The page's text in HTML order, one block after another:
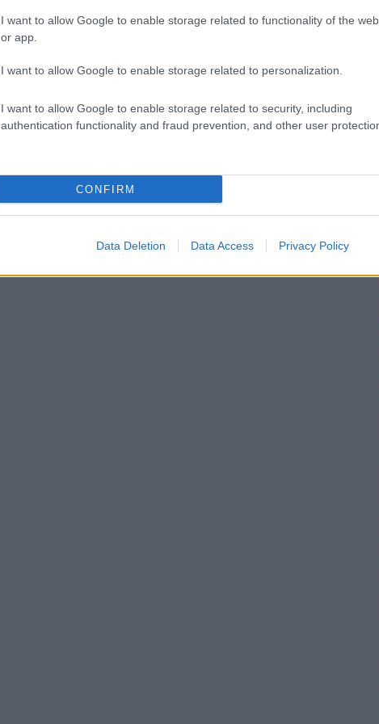
I want to allow Google to enable storage related to functionality of the
or app.
I want to allow Google to enable storage related to personalization.
I want to allow Google to enable storage related to security, including
authentication functionality and fraud prevention, and other user
CONFIRM
Data Deletion Data Access Privacy Policy
terepfutás 50+ Törökbálint Futapest Pénzügyőr SE